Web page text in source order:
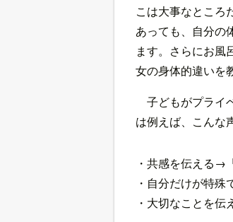
こは大事なところ
あっても、自分の
ます。さらにお風
女の身体的違いを
子どもがプライ
は例えば、こんな
・共感を伝える→
・自分だけが特
・大切なことを